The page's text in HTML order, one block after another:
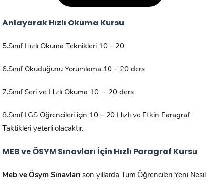
Anlayarak Hızlı Okuma Kursu
5.Sınıf Hızlı Okuma Teknikleri 10 – 20
6.Sınıf Okuduğunu Yorumlama 10 – 20 ders
7.Sınıf Seri ve Hızlı Okuma 10 – 20 ders
8.Sınıf LGS Öğrencileri için 10 – 20 Hızlı ve Etkin Paragraf
Taktikleri yeterli olacaktır.
MEB ve ÖSYM Sınavları İçin Hızlı Paragraf Kursu
Meb ve Ösym Sınavları son yıllarda Tüm Öğrencileri Yeni Nesil